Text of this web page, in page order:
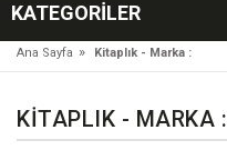
KATEGORILER
Ana Sayfa » Kitaplık - Marka :
KITAPLIK - MARKA :